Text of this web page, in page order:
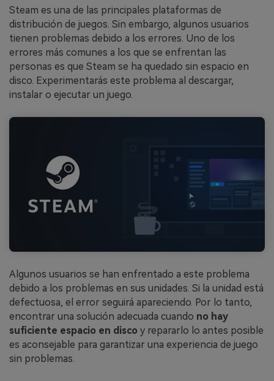
Steam es una de las principales plataformas de
distribución de juegos. Sin embargo, algunos usuarios
tienen problemas debido a los errores. Uno de los
errores más comunes a los que se enfrentan las
personas es que Steam se ha quedado sin espacio en
disco. Experimentarás este problema al descargar,
instalar o ejecutar un juego.
Algunos usuarios se han enfrentado a este problema
debido a los problemas en sus unidades. Si la unidad está
defectuosa, el error seguirá apareciendo. Por lo tanto,
encontrar una solución adecuada cuando no hay
suficiente espacio en disco y repararlo lo antes posible
es aconsejable para garantizar una experiencia de juego
sin problemas.